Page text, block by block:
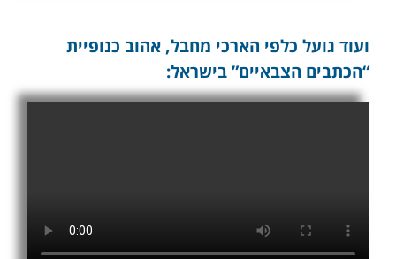
ועוד גועל כלפי הארכי מחבל, אהוב כנופיית
“הכתבים הצבאיים” בישראל: